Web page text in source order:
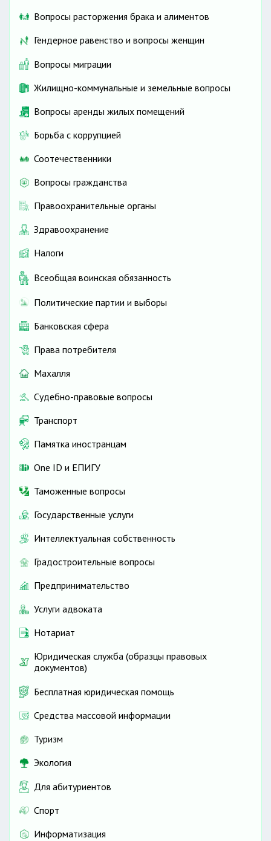
Вопросы расторжения брака и алиментов
Гендерное равенство и вопросы женщин
Вопросы миграции
Жилищно-коммунальные и земельные вопросы
Вопросы аренды жилых помещений
Борьба с коррупцией
Соотечественники
Вопросы гражданства
Правоохранительные органы
Здравоохранение
Налоги
Всеобщая воинская обязанность
Политические партии и выборы
Банковская сфера
Права потребителя
Махалля
Судебно-правовые вопросы
Транспорт
Памятка иностранцам
One ID и ЕПИГУ
Таможенные вопросы
Государственные услуги
Интеллектуальная собственность
Градостроительные вопросы
Предпринимательство
Услуги адвоката
Нотариат
Юридическая служба (образцы правовых
документов)
Бесплатная юридическая помощь
Средства массовой информации
Туризм
Экология
Для абитуриентов
Спорт
Информатизация